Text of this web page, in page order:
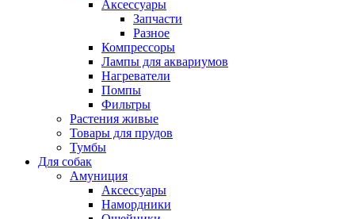
Аксессуары
Запчасти
Разное
Компрессоры
Лампы для аквариумов
Нагреватели
Помпы
Фильтры
Растения живые
Товары для прудов
Тумбы
Для собак
Амуниция
Аксессуары
Намордники